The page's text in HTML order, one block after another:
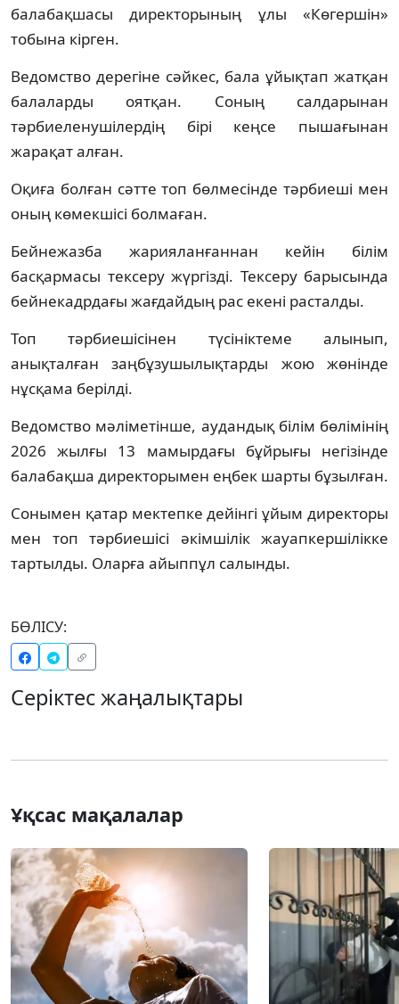
балабақшасы директорының ұлы «Көгершін»
тобына кірген.
Ведомство дерегіне сәйкес, бала ұйықтап жатқан
балаларды оятқан. Соның салдарынан
тәрбиеленушілердің бірі кеңсе пышағынан
жарақат алған.
Оқиға болған сәтте топ бөлмесінде тәрбиеші мен
оның көмекшісі болмаған.
Бейнежазба жарияланғаннан кейін білім
басқармасы тексеру жүргізді. Тексеру барысында
бейнекадрдағы жағдайдың рас екені расталды.
Топ тәрбиешісінен түсініктеме алынып,
анықталған заңбұзушылықтарды жою жөнінде
нұсқама берілді.
Ведомство мәліметінше, аудандық білім бөлімінің
2026 жылғы 13 мамырдағы бұйрығы негізінде
балабақша директорымен еңбек шарты бұзылған.
Сонымен қатар мектепке дейінгі ұйым директоры
мен топ тәрбиешісі әкімшілік жауапкершілікке
тартылды. Оларға айыппұл салынды.
БӨЛІСУ:
Серіктес жаңалықтары
Ұқсас мақалалар